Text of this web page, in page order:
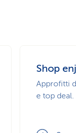
Shop
Approfitti
e top deal.